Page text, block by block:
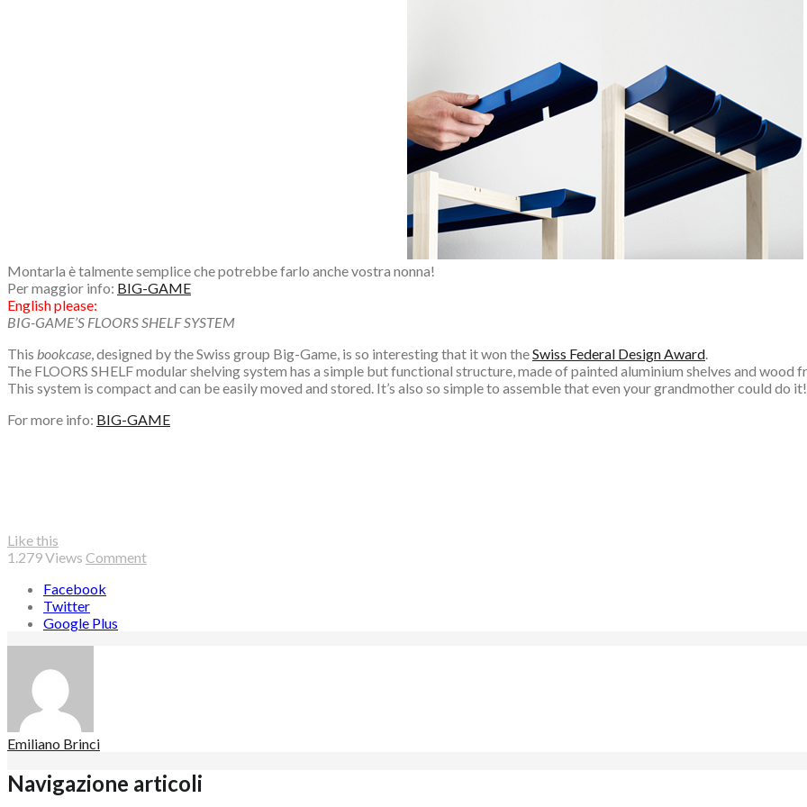
Montarla è talmente semplice che potrebbe farlo anche vostra nonna!
Per maggior info: BIG-GAME
English please:
BIG-GAME’S FLOORS SHELF SYSTEM
This bookcase, designed by the Swiss group Big-Game, is so interesting that it won theSwiss Federal Design Award.
The FLOORS SHELF modular shelving system has a simple but functional structure, made of painted aluminium shelves and wood
This system is compact and can be easily moved and stored. It’s also so simple to assemble that even your grandmother could do it!
For more info: BIG-GAME
Like this
1.279Views Comment
Facebook
Twitter
Google Plus
Emiliano Brinci
Navigazione articoli